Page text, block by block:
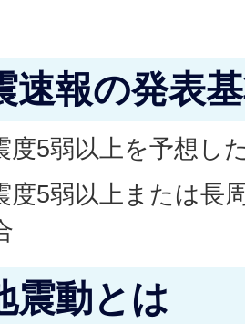
速報の発表
度5弱以上を予想し
度5弱以上または長
震動とは